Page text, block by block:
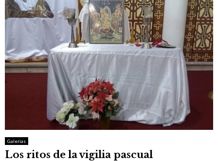
Galerias
Los ritos de la vigilia pascual